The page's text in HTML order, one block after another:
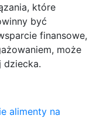
które
być
finansowe,
może
dziecka.
alimenty na